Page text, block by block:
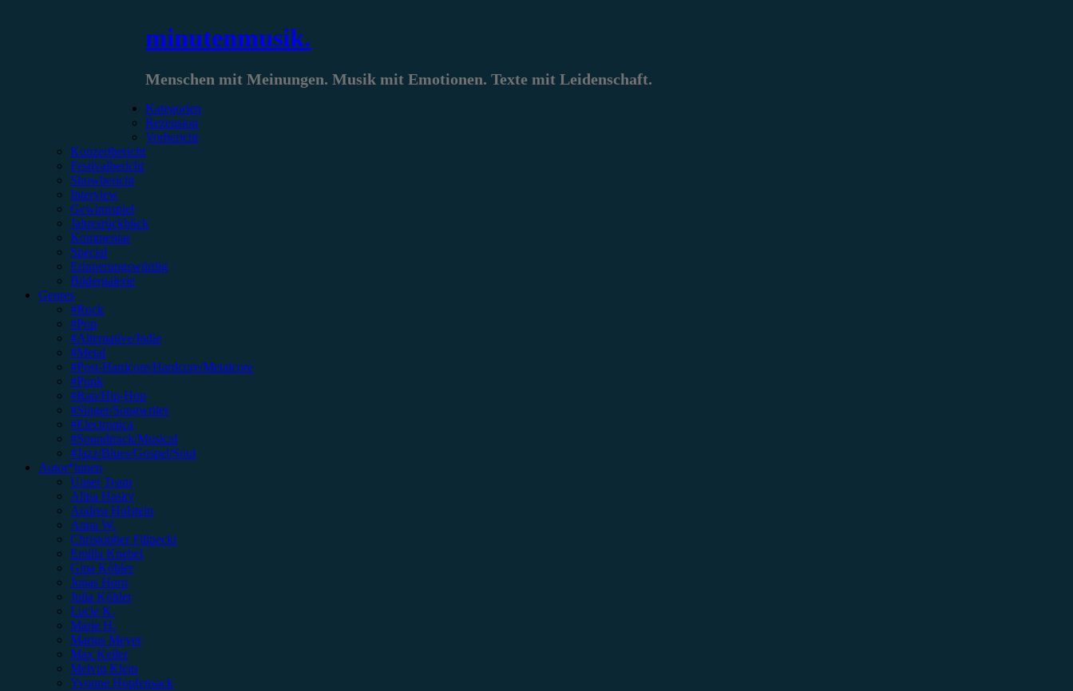
minutenmusik.
Menschen mit Meinungen. Musik mit Emotionen. Texte mit Leidenschaft.
Kategorien
Rezension
Vorbericht
Konzertbericht
Festivalbericht
Showbericht
Interview
Gewinnspiel
Jahresrückblick
Kommentar
Special
Erinnerungswürdig
Bildergalerie
Genres
#Rock
#Pop
#Alternative/Indie
#Metal
#Post-Hardcore/Hardcore/Metalcore
#Punk
#Rap/Hip-Hop
#Singer/Songwriter
#Electronica
#Soundtrack/Musical
#Jazz/Blues/Gospel/Soul
Autor*innen
Unser Team
Alina Hasky
Andrea Holstein
Anna W.
Christopher Filipecki
Emilia Knebel
Gina Köhler
Jonas Horn
Julia Köhler
Lucie K.
Marie H.
Marius Meyer
Max Keller
Melvin Klein
Yvonne Hopfensack